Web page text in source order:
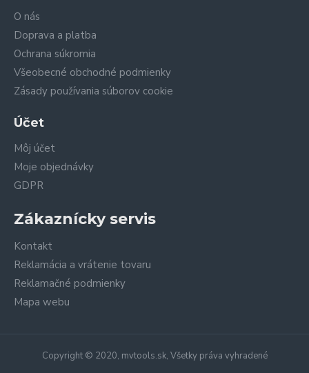
O nás
Doprava a platba
Ochrana súkromia
Všeobecné obchodné podmienky
Zásady používania súborov cookie
Účet
Môj účet
Moje objednávky
GDPR
Zákaznícky servis
Kontakt
Reklamácia a vrátenie tovaru
Reklamačné podmienky
Mapa webu
Copyright © 2020, mvtools.sk, Všetky práva vyhradené